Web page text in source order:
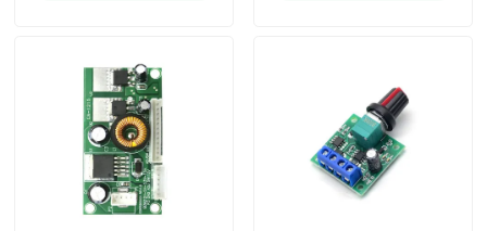
Fabriekstour
Kwaliteitscontrole